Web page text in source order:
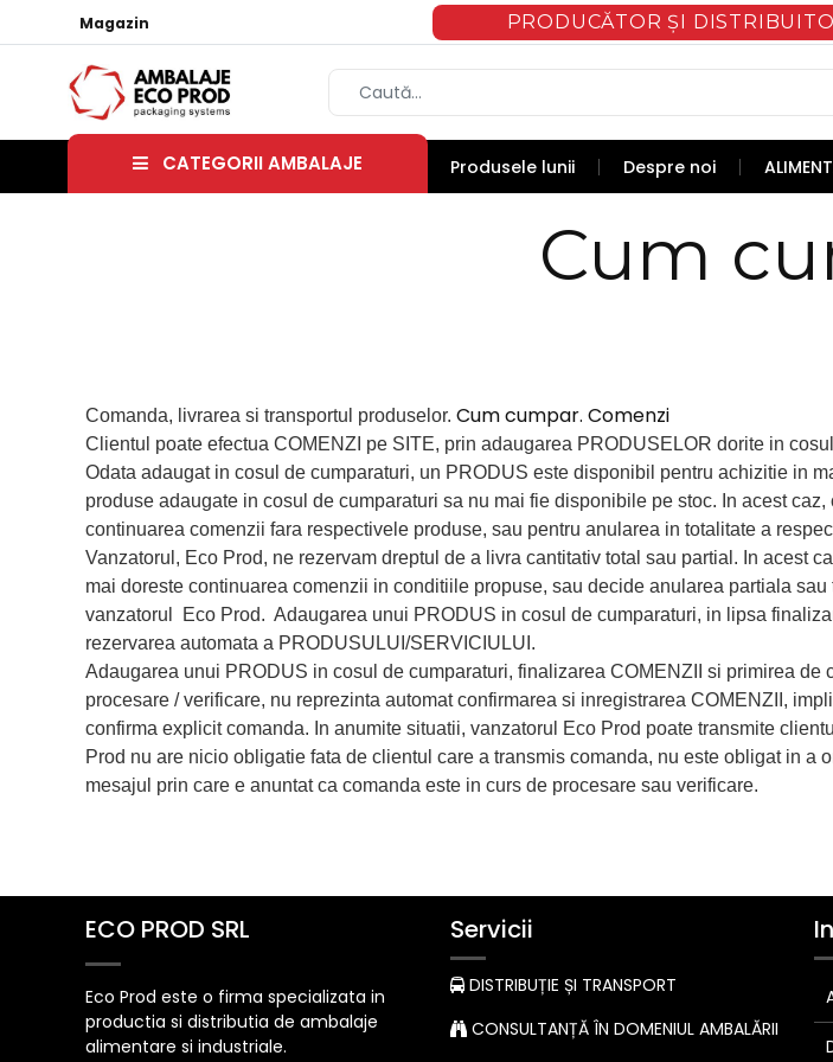
Magazin PRODUCĂTOR ȘI
CATEGORII AMBALAJE Produsele lunii Despre noi
Cum
Comanda, livrarea si transportul produselor. Cum cumpar. Comenzi
Clientul poate efectua COMENZI pe SITE, prin adaugarea PRODUSELOR dorite in
Odata adaugat in cosul de cumparaturi, un PRODUS este disponibil pentru achizitie in
produse adaugate in cosul de cumparaturi sa nu mai fie disponibile pe stoc. In acest
continuarea comenzii fara respectivele produse, sau pentru anularea in totalitate a
Vanzatorul, Eco Prod, ne rezervam dreptul de a livra cantitativ total sau partial. In acest
mai doreste continuarea comenzii in conditiile propuse, sau decide anularea partiala
vanzatorul Eco Prod. Adaugarea unui PRODUS in cosul de cumparaturi, in lipsa
rezervarea automata a PRODUSULUI/SERVICIULUI.
Adaugarea unui PRODUS in cosul de cumparaturi, finalizarea COMENZII si primirea
procesare / verificare, nu reprezinta automat confirmarea si inregistrarea COMENZII,
confirma explicit comanda. In anumite situatii, vanzatorul Eco Prod poate transmite
Prod nu are nicio obligatie fata de clientul care a transmis comanda, nu este obligat in
mesajul prin care e anuntat ca comanda este in curs de procesare sau verificare.
ECO PROD SRL
Eco Prod este o firma specializata in
productia si distributia de ambalaje
alimentare si industriale.
Servicii
DISTRIBUȚIE ȘI TRANSPORT
CONSULTANȚĂ ÎN DOMENIUL AMBALĂRII